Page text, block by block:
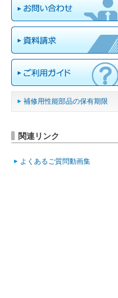
補修用性能部品の保有期限
関連リンク
よくあるご質問動画集